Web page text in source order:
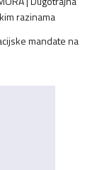
razinama
mandate na